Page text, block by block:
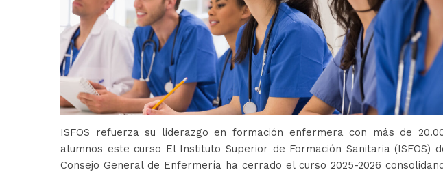
ISFOS refuerza su liderazgo en formación enfermera con más de
alumnos este curso El Instituto Superior de Formación Sanitaria (ISFOS)
Consejo General de Enfermería ha cerrado el curso 2025-2026